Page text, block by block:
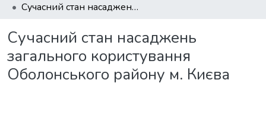
Сучасний стан насаджень загального користування Оболонського району м. Києва
Сучасний стан насаджень
загального користування
Оболонського району м. Києва